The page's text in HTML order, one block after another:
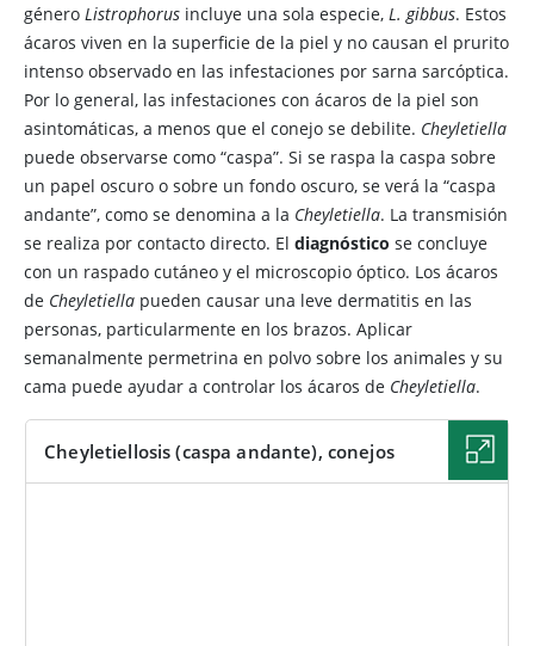
género Listrophorus incluye una sola especie, L. gibbus. Estos
ácaros viven en la superficie de la piel y no causan el prurito
intenso observado en las infestaciones por sarna sarcóptica.
Por lo general, las infestaciones con ácaros de la piel son
asintomáticas, a menos que el conejo se debilite. Cheyletiella
puede observarse como “caspa”. Si se raspa la caspa sobre
un papel oscuro o sobre un fondo oscuro, se verá la “caspa
andante”, como se denomina a la Cheyletiella. La transmisión
se realiza por contacto directo. El diagnóstico se concluye
con un raspado cutáneo y el microscopio óptico. Los ácaros
de Cheyletiella pueden causar una leve dermatitis en las
personas, particularmente en los brazos. Aplicar
semanalmente permetrina en polvo sobre los animales y su
cama puede ayudar a controlar los ácaros de Cheyletiella.
Cheyletiellosis (caspa andante), conejos